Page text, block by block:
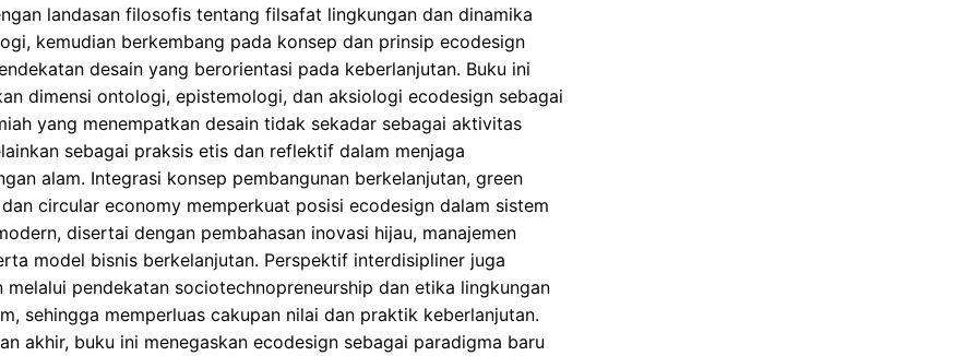
landasan filosofis tentang filsafat lingkungan dan dinamika
kemudian berkembang pada konsep dan prinsip ecodesign
desain yang berorientasi pada keberlanjutan. Buku ini
dimensi ontologi, epistemologi, dan aksiologi ecodesign sebagai
yang menempatkan desain tidak sekadar sebagai aktivitas
sebagai praksis etis dan reflektif dalam menjaga
alam. Integrasi konsep pembangunan berkelanjutan, green
circular economy memperkuat posisi ecodesign dalam sistem
disertai dengan pembahasan inovasi hijau, manajemen
model bisnis berkelanjutan. Perspektif interdisipliner juga
melalui pendekatan sociotechnopreneurship dan etika lingkungan
sehingga memperluas cakupan nilai dan praktik keberlanjutan.
akhir, buku ini menegaskan ecodesign sebagai paradigma baru